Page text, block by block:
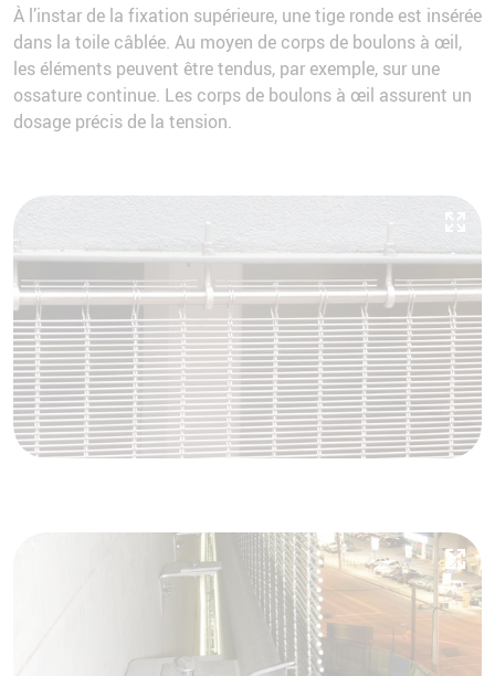
À l’instar de la fixation supérieure, une tige ronde est insérée
dans la toile câblée. Au moyen de corps de boulons à œil,
les éléments peuvent être tendus, par exemple, sur une
ossature continue. Les corps de boulons à œil assurent un
dosage précis de la tension.